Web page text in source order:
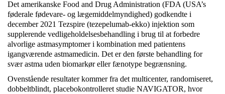
Det amerikanske Food and Drug Administration (FDA (USA’s
føderale fødevare- og lægemiddelmyndighed) godkendte i
december 2021 Tezspire (tezepelumab-ekko) injektion som
supplerende vedligeholdelsesbehandling i brug til at forbedre
alvorlige astmasymptomer i kombination med patientens
igangværende astmamedicin. Det er den første behandling for
svær astma uden biomarkør eller fænotype begrænsning.
Ovenstående resultater kommer fra det multicenter, randomiseret,
dobbeltblindt, placebokontrolleret studie NAVIGATOR, hvor